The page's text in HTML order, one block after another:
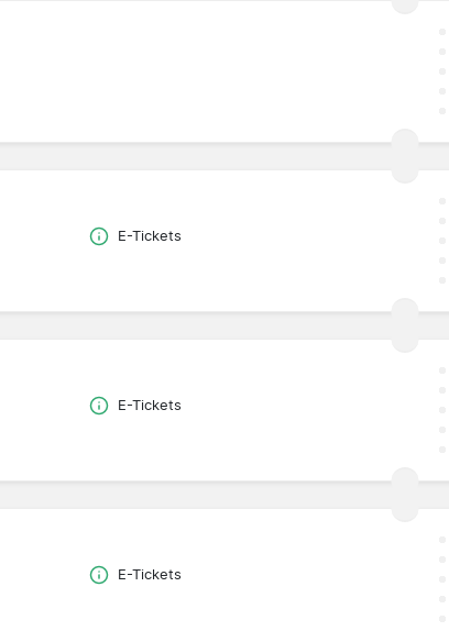
E-Tickets
E-Tickets
E-Tickets